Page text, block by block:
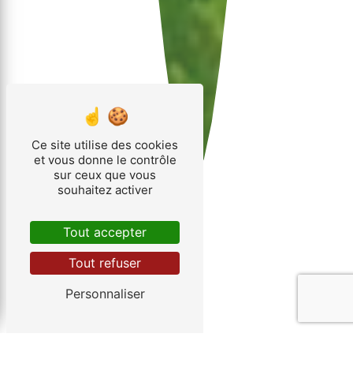
Ce site utilise des cookies
et vous donne le contrôle
sur ceux que vous
souhaitez activer
Tout accepter
Tout refuser
Personnaliser